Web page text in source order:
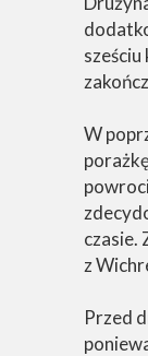
sześciu
W
czasie.
z
Przed